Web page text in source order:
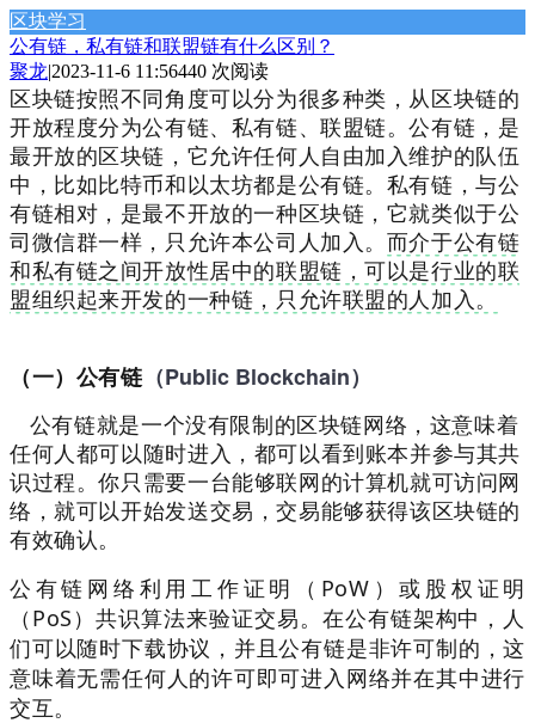
区块学习
公有链，私有链和联盟链有什么区别？
聚龙|2023-11-6 11:56440 次阅读
区块链按照不同角度可以分为很多种类，从区块链的
开放程度分为公有链、私有链、联盟链。公有链，是
最开放的区块链，它允许任何人自由加入维护的队伍
中，比如比特币和以太坊都是公有链。 私有链，与公
有链相对，是最不开放的一种区块链，它就类似于公
司微信群一样，只允许本公司人加入。 而介于公有链
和私有链之间开放性居中的联盟链，可以是行业的联
盟组织起来开发的一种链，只允许联盟的人加入。
（一）公有链 （Public Blockchain）
公有链就是一个没有限制的区块链网络，这意味着
任何人都可以随时进入，都可以看到账本并参与其共
识过程。你只需要一台能够联网的计算机就可访问网
络，就可以开始发送交易，交易能够获得该区块链的
有效确认。
公有链网络利用工作证明（PoW）或股权证明
（PoS）共识算法来验证交易。 在公有链架构中，人
们可以随时下载协议，并且公有链是非许可制的，这
意味着无需任何人的许可即可进入网络并在其中进行
交互。